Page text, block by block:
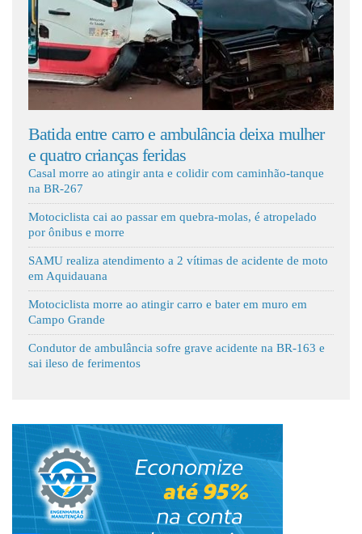
Fale Conosco
carro e ambulância deixa mulher
crianças feridas
Motorista
Casal morre ao atingir anta e colidir com caminhão-tanque
na BR-267
Motociclista cai ao passar em quebra-molas, é atropelado
por ônibus e morre
SAMU realiza atendimento a 2 vítimas de acidente de moto
em Aquidauana
Motociclista morre ao atingir carro e bater em muro em
Campo Grande
Condutor de ambulância sofre grave acidente na BR-163 e
sai ileso de ferimentos